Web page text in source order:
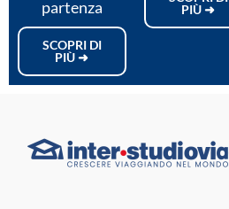
partenza
SCOPRI DI
PIÙ ➜
PIÙ ➜